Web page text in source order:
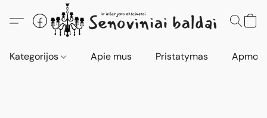
Kategorijos Apie mus Pristatymas